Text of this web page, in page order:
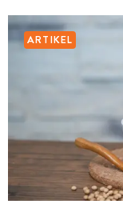
ARTIKEL